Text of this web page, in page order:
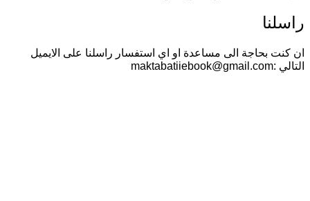
راسلنا
ان كنت بحاجة الى مساعدة او اي استفسار راسلنا على الايميل
التالي :maktabatiiebook@gmail.com